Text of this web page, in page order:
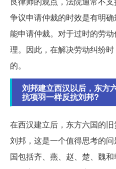
争议申请仲裁的时效是有明
能申请仲裁。对于过时的劳
理。因此，在解决劳动纠纷
的。
刘邦建立西汉以后，东方
抗项羽一样反抗刘邦?
在西汉建立后，东方六国的
刘邦，这是一个值得思考的
国包括齐、燕、赵、楚、魏